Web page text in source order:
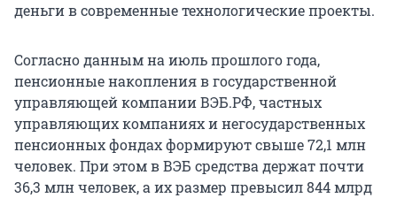
деньги в современные технологические проекты.
Согласно данным на июль прошлого года,
пенсионные накопления в государственной
управляющей компании ВЭБ.РФ, частных
управляющих компаниях и негосударственных
пенсионных фондах формируют свыше72,1 млн
человек. При этом в ВЭБ средства держат почти
36,3 млнчеловек, а их размер превысил844 млрд